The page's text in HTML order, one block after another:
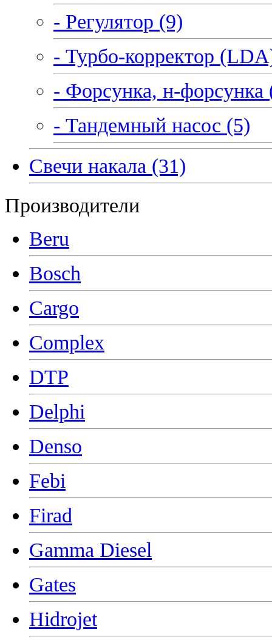
- Регулятор (9)
- Турбо-корректор
- Форсунка, н-форсунка
- Тандемный насос (5)
Свечи накала (31)
Производители
Beru
Bosch
Cargo
Complex
DTP
Delphi
Denso
Febi
Firad
Gamma Diesel
Gates
Hidrojet